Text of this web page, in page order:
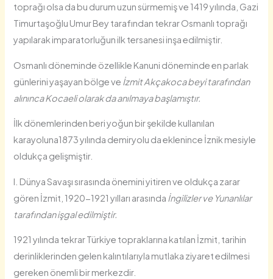
toprağı olsa da bu durum uzun sürmemiş ve 1419 yılında, Gazi
Timurtaşoğlu Umur Bey tarafından tekrar Osmanlı toprağı
yapılarak imparatorluğun ilk tersanesi inşa edilmiştir.
Osmanlı döneminde özellikle Kanuni döneminde en parlak
günlerini yaşayan bölge ve İzmit Akçakoca beyi tarafından
alınınca Kocaeli olarak da anılmaya başlamıştır.
İlk dönemlerinden beri yoğun bir şekilde kullanılan
karayoluna1873 yılında demiryolu da eklenince İznik mesiyle
oldukça gelişmiştir.
I. Dünya Savaşı sırasında önemini yitiren ve oldukça zarar
gören İzmit, 1920-1921 yılları arasında İngilizler ve Yunanlılar
tarafından işgal edilmiştir.
1921 yılında tekrar Türkiye topraklarına katılan İzmit, tarihin
derinliklerinden gelen kalıntılarıyla mutlaka ziyaret edilmesi
gereken önemli bir merkezdir.